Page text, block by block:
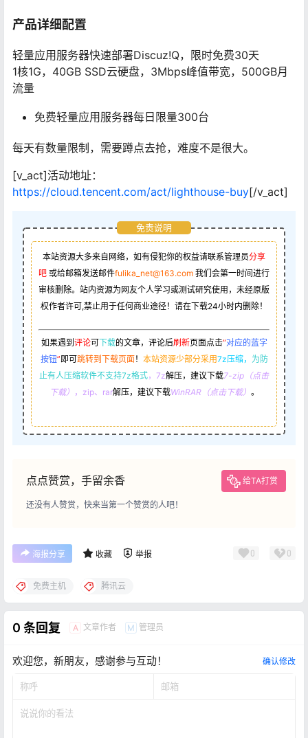
产品详细配置
轻量应用服务器快速部署Discuz!Q，限时免费30天
1核1G，40GB SSD云硬盘，3Mbps峰值带宽，500GB月
流量
免费轻量应用服务器每日限量300台
每天有数量限制，需要蹲点去抢，难度不是很大。
[v_act]活动地址：
https://cloud.tencent.com/act/lighthouse-buy[/v_act]
免责说明
本站资源大多来自网络，如有侵犯你的权益请联系管理员分享
吧 或给邮箱发送邮件fulika_net@163.com 我们会第一时间进行
审核删除。站内资源为网友个人学习或测试研究使用，未经原版
权作者许可,禁止用于任何商业途径！请在下载24小时内删除！
如果遇到 评论可下载的文章，评论后刷新页面点击“对应的蓝字
按钮” 即可跳转到下载页面！ 本站资源少部分采用7z压缩， 为防
止有人压缩软件不支持7z格式，7z解压，建议下载7-zip（点击
下载） ，zip、rar解压，建议下载WinRAR（点击下载） 。
点点赞赏，手留余香 给TA打赏
还没有人赞赏，快来当第一个赞赏的人吧！
海报分享 收藏 举报 0 0
免费主机 腾讯云
0 条回复 A 文章作者 M 管理员
欢迎您，新朋友，感谢参与互动！ 确认修改